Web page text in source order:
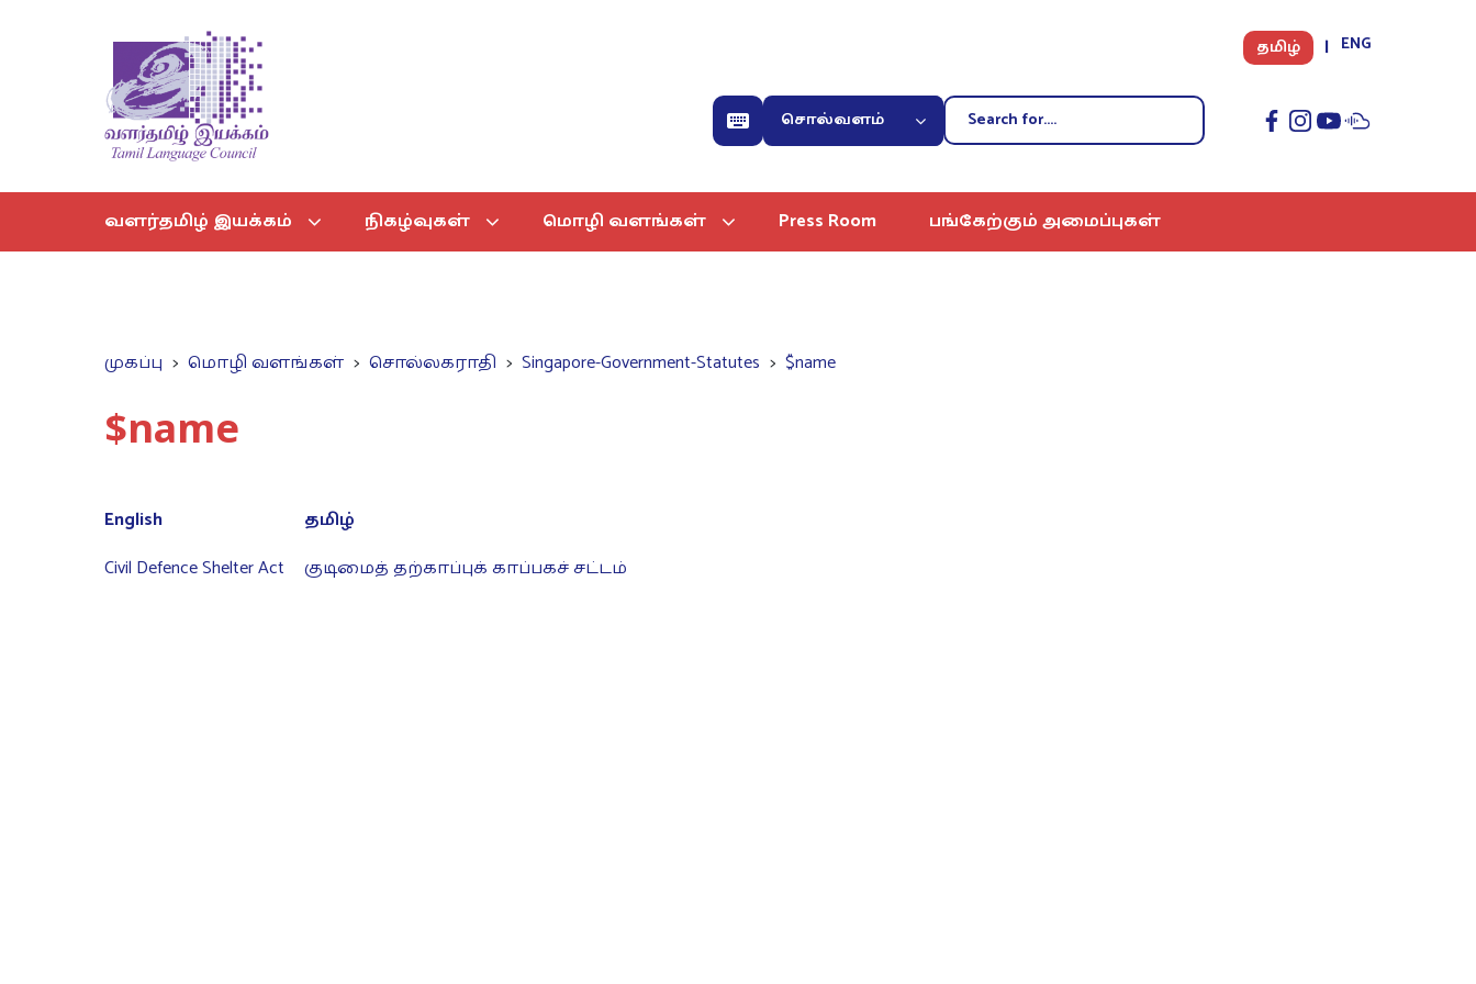
தமிழ் ENG
சொல்வளம்
வளர்தமிழ் இயக்கம் நிகழ்வுகள் மொழி வளங்கள் Press Room பங்கேற்கும் அமைப்புகள்
முகப்பு மொழி வளங்கள் சொல்லகராதி Singapore-Government-Statutes $name
$name
English
தமிழ்
Civil Defence Shelter Act
குடிமைத் தற்காப்புக் காப்பகச் சட்டம்